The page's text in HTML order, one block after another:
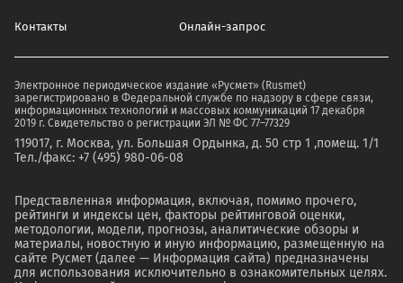
Контакты Онлайн-запрос
Электронное периодическое издание «Русмет» (Rusmet)
зарегистрировано в Федеральной службе по надзору в сфере связи,
информационных технологий и массовых коммуникаций 17 декабря
2019 г. Свидетельство о регистрации ЭЛ № ФС 77–77329
119017, г. Москва, ул. Большая Ордынка, д. 50 стр 1 ,помещ. 1/1
Тел./факс: +7 (495) 980-06-08
Представленная информация, включая, помимо прочего,
рейтинги и индексы цен, факторы рейтинговой оценки,
методологии, модели, прогнозы, аналитические обзоры и
материалы, новостную и иную информацию, размещенную на
сайте Русмет (далее — Информация сайта) предназначены
для использования исключительно в ознакомительных целях.